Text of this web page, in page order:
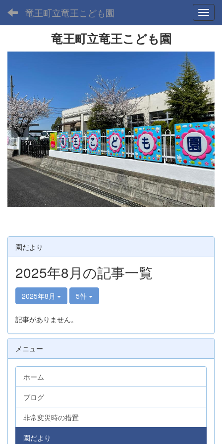
竜王町立竜王こども園
竜王町立竜王こども園
園だより
2025年8月の記事一覧
2025年8月 5件
記事がありません。
メニュー
ホーム
ブログ
非常変災時の措置
園だより